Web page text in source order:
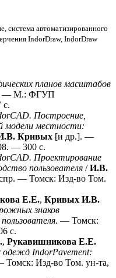
система автоматизированного
IndorDraw, IndorDraw
планов масштабов
— М.: ФГУП
с.
Построение,
модели местности:
Кривых [и др.]. —
— 300 с.
Проектирование
пользователя /И.В.
— Томск: Изд-во Том.
Е.Е., Кривых И.В.
знаков
. — Томск:
с.
, Рукавишникова Е.Е.
IndorPavement:
Томск: Изд-во Том. ун-та,